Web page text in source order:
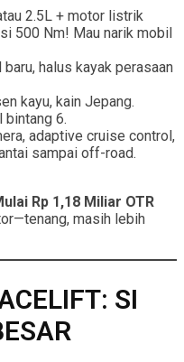
2.5L + motor listrik
500 Nm! Mau narik mobil
halus kayak perasaan
kayu, kain Jepang.
bintang 6.
adaptive cruise control,
sampai off-road.
Rp 1,18 Miliar OTR
masih lebih
SI